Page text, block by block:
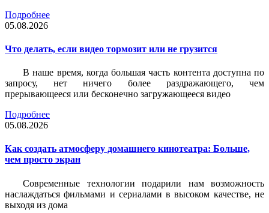
Подробнее
05.08.2026
Что делать, если видео тормозит или не грузится
В наше время, когда большая часть контента доступна по
запросу, нет ничего более раздражающего, чем
прерывающееся или бесконечно загружающееся видео
Подробнее
05.08.2026
Как создать атмосферу домашнего кинотеатра: Больше,
чем просто экран
Современные технологии подарили нам возможность
наслаждаться фильмами и сериалами в высоком качестве, не
выходя из дома